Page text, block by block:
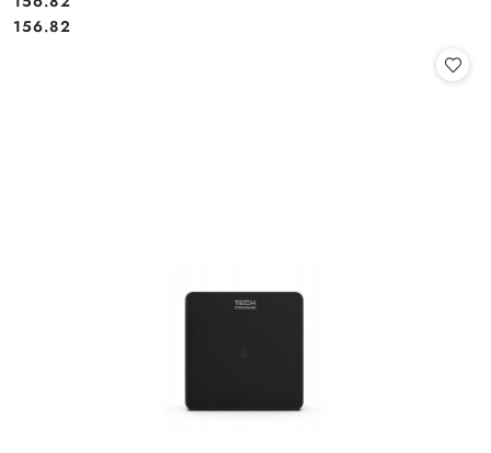
Cena:
156.82